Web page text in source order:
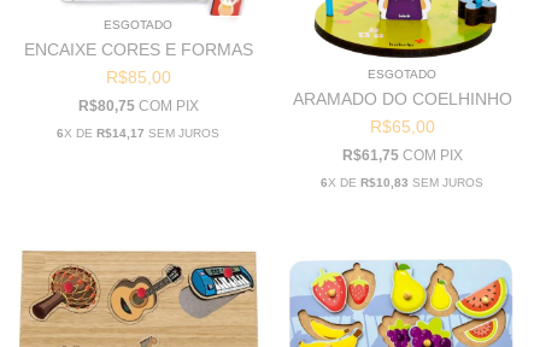
ESGOTADO
ENCAIXE CORES E FORMAS
R$85,00
R$80,75 COM PIX
6X DE R$14,17 SEM JUROS
ESGOTADO
ARAMADO DO COELHINHO
R$65,00
R$61,75 COM PIX
6X DE R$10,83 SEM JUROS